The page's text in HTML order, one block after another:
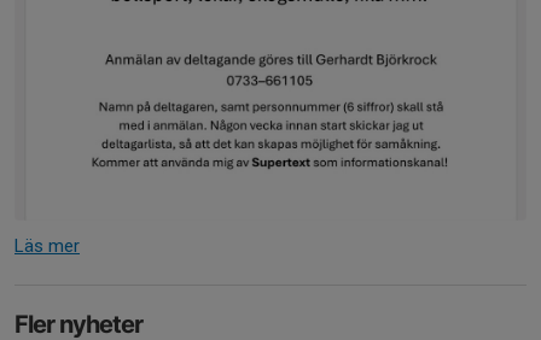
Läs mer
Fler nyheter